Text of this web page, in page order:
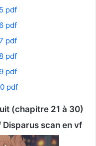
pdf
pdf
pdf
pdf
pdf
pdf
(chapitre 21 à 30)
Disparusscan en vf